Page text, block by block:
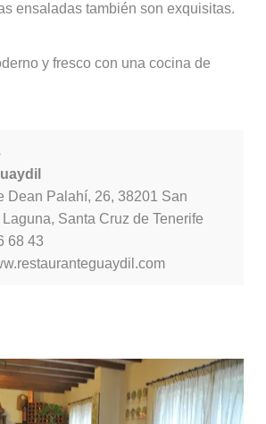
ensaladas también son exquisitas.
y fresco con una cocina de
Dean Palahí, 26, 38201 San
Santa Cruz de Tenerife
68 43